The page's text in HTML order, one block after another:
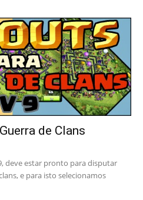
de Clans
deve estar pronto para disputar
e para isto selecionamos